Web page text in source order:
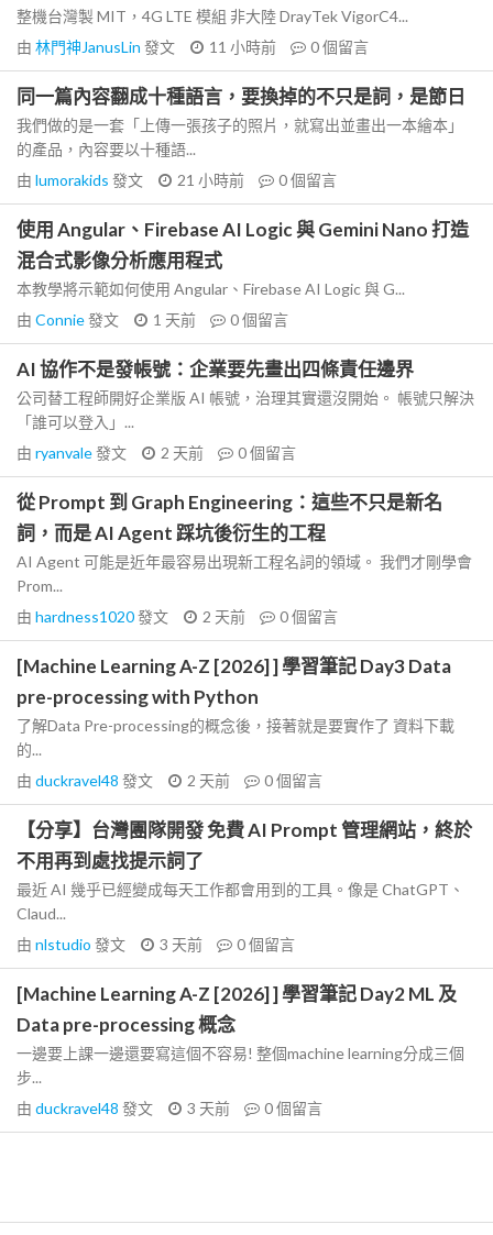
整機台灣製 MIT，4G LTE 模組 非大陸 DrayTek VigorC4...
由 林門神JanusLin 發文 11 小時前 0個留言
同一篇內容翻成十種語言，要換掉的不只是詞，是節日
我們做的是一套「上傳一張孩子的照片，就寫出並畫出一本繪本」
的產品，內容要以十種語...
由 lumorakids 發文 21 小時前 0個留言
使用 Angular、Firebase AI Logic 與 Gemini Nano 打造
混合式影像分析應用程式
本教學將示範如何使用 Angular、Firebase AI Logic 與 G...
由 Connie發文 1 天前 0個留言
AI 協作不是發帳號：企業要先畫出四條責任邊界
公司替工程師開好企業版 AI 帳號，治理其實還沒開始。 帳號只解決
「誰可以登入」...
由 ryanvale發文 2 天前 0個留言
從 Prompt 到 Graph Engineering：這些不只是新名
詞，而是 AI Agent 踩坑後衍生的工程
AI Agent 可能是近年最容易出現新工程名詞的領域。 我們才剛學會
Prom...
由 hardness1020發文 2 天前 0個留言
[Machine Learning A-Z [2026] ] 學習筆記 Day3 Data
pre-processing with Python
了解Data Pre-processing的概念後，接著就是要實作了 資料下載
的...
由 duckravel48 發文 2 天前 0個留言
【分享】台灣團隊開發 免費 AI Prompt 管理網站，終於
不用再到處找提示詞了
最近 AI 幾乎已經變成每天工作都會用到的工具。像是 ChatGPT、
Claud...
由 nlstudio 發文 3 天前 0個留言
[Machine Learning A-Z [2026] ] 學習筆記 Day2 ML 及
Data pre-processing 概念
一邊要上課一邊還要寫這個不容易! 整個machine learning分成三個
步...
由 duckravel48 發文 3 天前 0個留言